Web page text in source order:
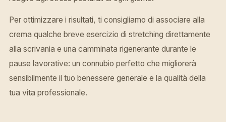
Per ottimizzare i risultati, ti consigliamo di associare alla
crema qualche breve esercizio di stretching direttamente
alla scrivania e una camminata rigenerante durante le
pause lavorative: un connubio perfetto che migliorerà
sensibilmente il tuo benessere generale e la qualità della
tua vita professionale.